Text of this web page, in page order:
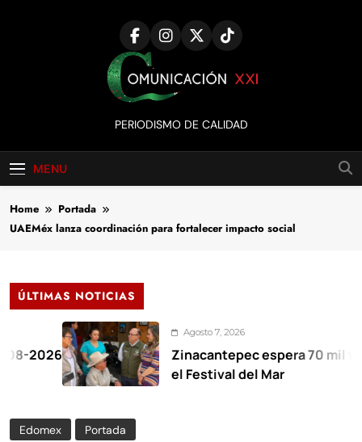
Comunicación
XXI
PERIODISMO DE CALIDAD
MENU
Home
Portada
UAEMéx lanza coordinación para fortalecer impacto social
ÚLTIMAS NOTICIAS
Agosto 7, 2026
Zinacantepec espera 70 mil
el Festival del Mar
Edomex Portada